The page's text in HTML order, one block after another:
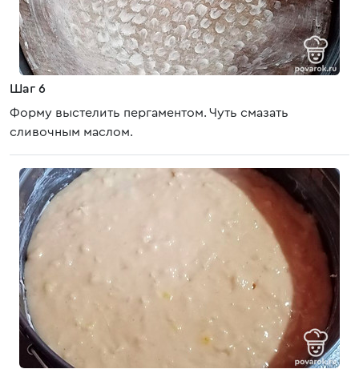
Шаг 6
Форму выстелить пергаментом. Чуть смазать
сливочным маслом.